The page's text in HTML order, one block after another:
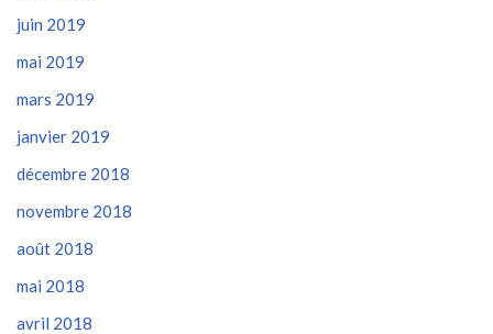
juin 2019
mai 2019
mars 2019
janvier 2019
décembre 2018
novembre 2018
août 2018
mai 2018
avril 2018